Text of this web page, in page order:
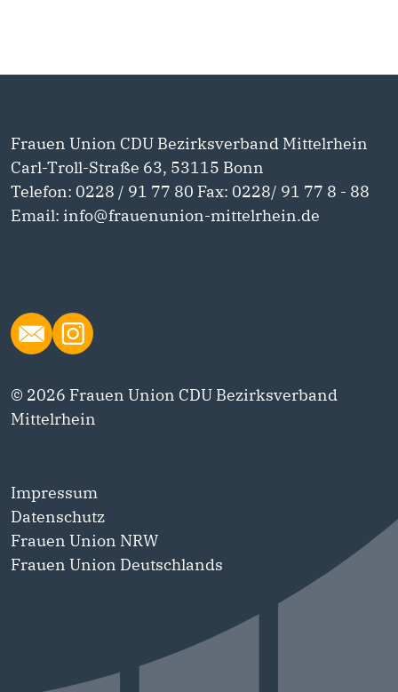
Frauen Union CDU Bezirksverband Mittelrhein
Carl-Troll-Straße 63, 53115 Bonn
Telefon: 0228 / 91 77 80 Fax: 0228/ 91 77 8 - 88
Email: info@frauenunion-mittelrhein.de
© 2026 Frauen Union CDU Bezirksverband
Mittelrhein
Impressum
Datenschutz
Frauen Union NRW
Frauen Union Deutschlands